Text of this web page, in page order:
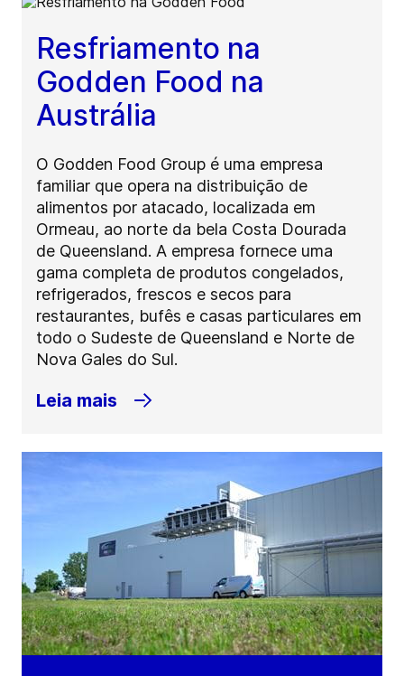
Resfriamento na
Godden Food na
Austrália
O Godden Food Group é uma empresa
familiar que opera na distribuição de
alimentos por atacado, localizada em
Ormeau, ao norte da bela Costa Dourada
de Queensland. A empresa fornece uma
gama completa de produtos congelados,
refrigerados, frescos e secos para
restaurantes, bufês e casas particulares em
todo o Sudeste de Queensland e Norte de
Nova Gales do Sul.
Leia mais